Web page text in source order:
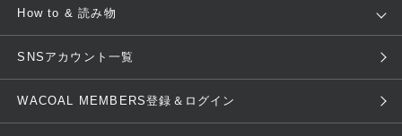
OUR WACOAL
WACOAL Remamma
ブラ無料診断
3Dボディスキャン
新着情報
商品回収
How to & 読み物
下着の基礎知識
ブラパン ワコールスタイル
SNSアカウント一覧
WACOAL MEMBERS登録＆ログイン